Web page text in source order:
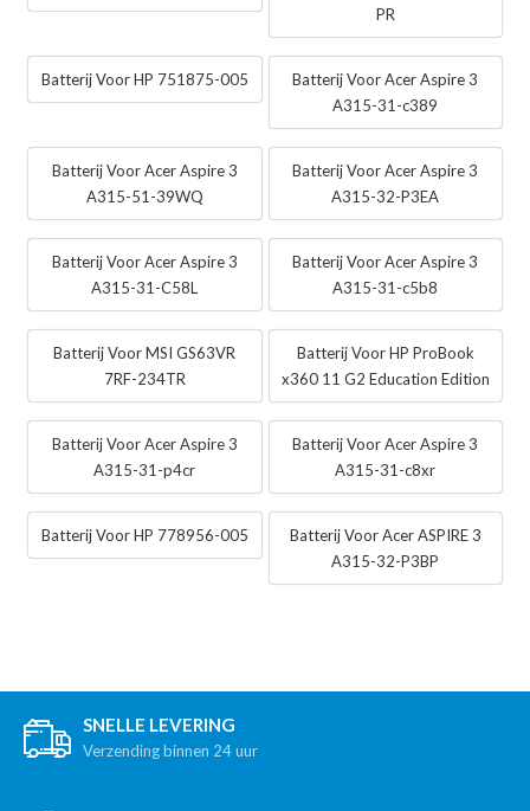
PR
Batterij Voor HP 751875-005
Batterij Voor Acer Aspire 3
A315-31-c389
Batterij Voor Acer Aspire 3
A315-51-39WQ
Batterij Voor Acer Aspire 3
A315-32-P3EA
Batterij Voor Acer Aspire 3
A315-31-C58L
Batterij Voor Acer Aspire 3
A315-31-c5b8
Batterij Voor MSI GS63VR
7RF-234TR
Batterij Voor HP ProBook
x360 11 G2 Education Edition
Batterij Voor Acer Aspire 3
A315-31-p4cr
Batterij Voor Acer Aspire 3
A315-31-c8xr
Batterij Voor HP 778956-005
Batterij Voor Acer ASPIRE 3
A315-32-P3BP
SNELLE LEVERING
Verzending binnen 24 uur